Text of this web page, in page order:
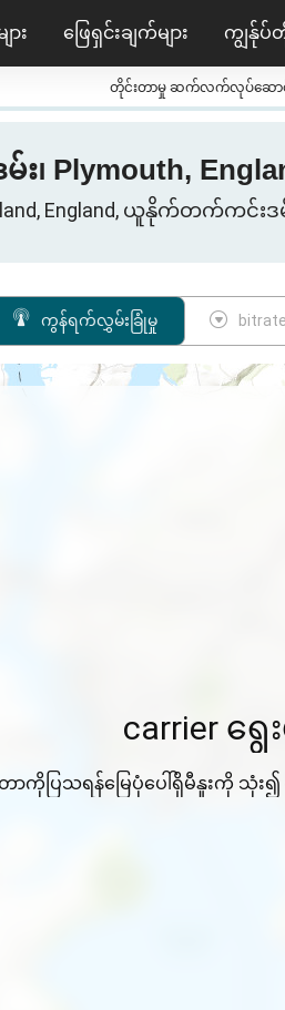
ား ဖြေရှင်းချက်များ ကျွန်ုပ်
တိုင်းတာမှု ဆက်လက်လုပ်ဆော
England, ယူနိုက်တက်က
ကွန်ရက်လွှမ်းခြုံမှု
carrier ရွေး
ာကိုပြသရန်မြေပုံပေါ်ရှိမီနူးကို သုံး၍